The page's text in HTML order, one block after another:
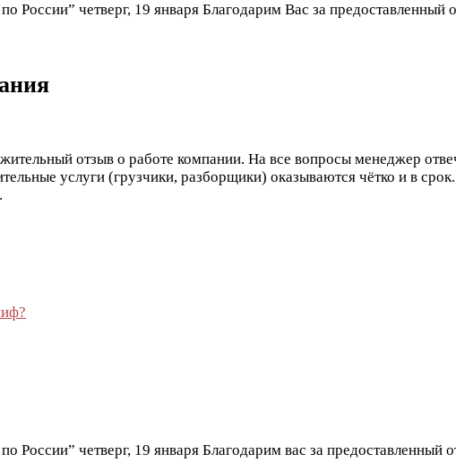
России” четверг, 19 января Благодарим Вас за предоставленный
отзыв о работе компании. На все вопросы менеджер
услуги (грузчики, разборщики) оказываются чётко и в
России” четверг, 19 января Благодарим вас за предоставленный